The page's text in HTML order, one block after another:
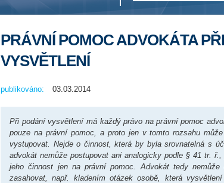
PRÁVNÍ POMOC ADVOKÁTA
VYSVĚTLENÍ
publikováno: 03.03.2014
Při podání vysvětlení má každý právo na právní pomoc
pouze na právní pomoc, a proto jen v tomto rozsahu
vystupovat. Nejde o činnost, která by byla srovnatelná s
advokát nemůže postupovat ani analogicky podle § 41 tr.
jeho činnost jen na právní pomoc. Advokát tedy nemůže
zasahovat, např. kladením otázek osobě, která